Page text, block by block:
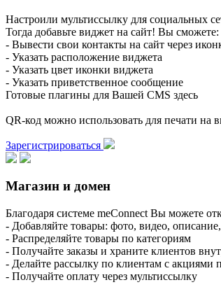
Настроили мультиссылку для социальных
Тогда добавьте виджет на сайт! Вы сможете:
- Вывести свои контакты на сайт через
- Указать расположение виджета
- Указать цвет иконки виджета
- Указать приветственное сообщение
Готовые плагины для Вашей CMS здесь
QR-код можно использовать для печати
Зарегистрироваться
Магазин и домен
Благодаря системе meConnect Вы можете
- Добавляйте товары: фото, видео,
- Распределяйте товары по категориям
- Получайте заказы и храните клиентов
- Делайте рассылку по клиентам с акциями
- Получайте оплату через мультиссылку